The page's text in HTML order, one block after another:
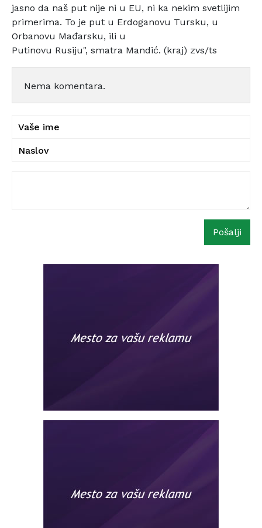
jasno da naš put nije ni u EU, ni ka nekim svetlijim
primerima. To je put u Erdoganovu Tursku, u
Orbanovu Mađarsku, ili u
Putinovu Rusiju", smatra Mandić. (kraj) zvs/ts
Nema komentara.
Pošalji